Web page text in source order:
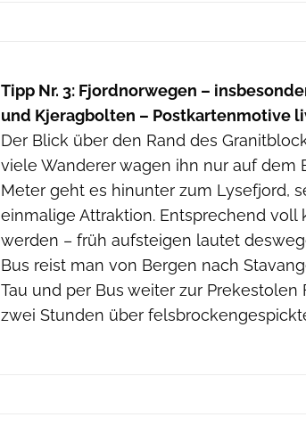
Tipp Nr. 3: Fjordnorwegen –
und Kjeragbolten – Postkartenmotive
Der Blick über den Rand des
viele Wanderer wagen ihn nur auf dem
Meter geht es hinunter zum Lysefjord,
einmalige Attraktion. Entsprechend voll
werden – früh aufsteigen lautet
Bus reist man von Bergen nach
Tau und per Bus weiter zur
zwei Stunden über